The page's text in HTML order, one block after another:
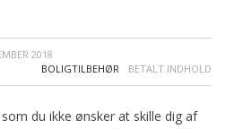
2018
BOLIGTILBEHØR
du ikke ønsker at skille dig af